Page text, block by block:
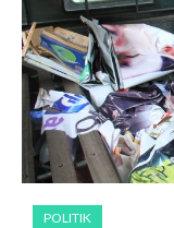
POLITIK